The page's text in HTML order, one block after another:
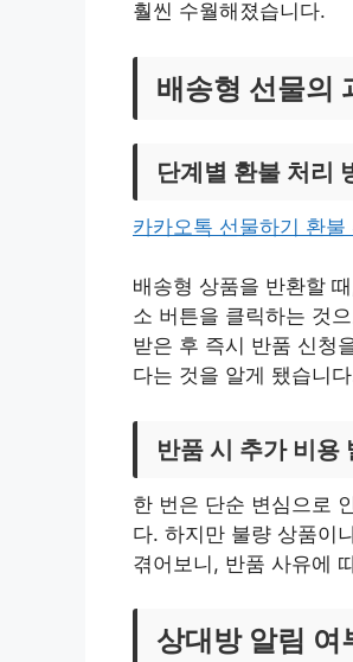
훨씬 수월해졌습니다.
배송형 선물의
단계별 환불 처리
카카오톡 선물하기 환
배송형 상품을 반환할
소 버튼을 클릭하는 것
받은 후 즉시 반품 신청
다는 것을 알게 됐습니
반품 시 추가 비용
한 번은 단순 변심으로
다. 하지만 불량 상품이
겪어보니, 반품 사유에
상대방 알림 여